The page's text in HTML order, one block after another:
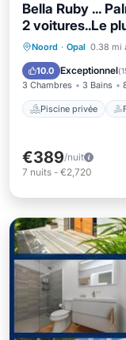
Bella Ruby ...
2 voitures..Le
Noord · Opal 0.38 mi
10.0 Exceptionnel(
3 Chambres 3 Bains
Piscine privée
Piscine
Piscine
€389/nuit
7 nuits - €2,720